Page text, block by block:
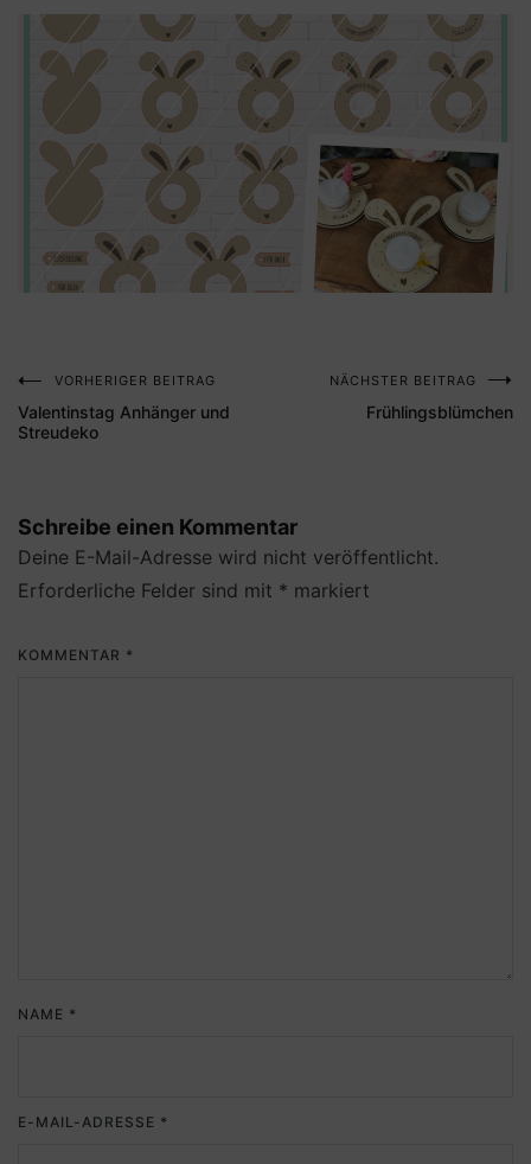
Beitragsnavigation
VORHERIGER BEITRAG
Valentinstag Anhänger und
Streudeko
NÄCHSTER BEITRAG
Frühlingsblümchen
Schreibe einen Kommentar
Deine E-Mail-Adresse wird nicht veröffentlicht.
Erforderliche Felder sind mit * markiert
KOMMENTAR *
NAME *
E-MAIL-ADRESSE *